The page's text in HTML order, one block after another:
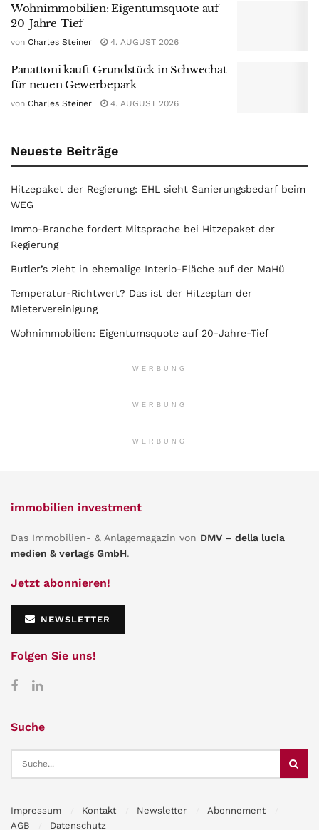
Wohnimmobilien: Eigentumsquote auf
20-Jahre-Tief
von Charles Steiner 4. AUGUST 2026
Panattoni kauft Grundstück in Schwechat
für neuen Gewerbepark
von Charles Steiner 4. AUGUST 2026
Neueste Beiträge
Hitzepaket der Regierung: EHL sieht Sanierungsbedarf beim
WEG
Immo-Branche fordert Mitsprache bei Hitzepaket der
Regierung
Butler’s zieht in ehemalige Interio-Fläche auf der MaHü
Temperatur-Richtwert? Das ist der Hitzeplan der
Mietervereinigung
Wohnimmobilien: Eigentumsquote auf 20-Jahre-Tief
WERBUNG
WERBUNG
WERBUNG
immobilien investment
Das Immobilien- & Anlagemagazin von DMV – della lucia
medien & verlags GmbH.
Jetzt abonnieren!
NEWSLETTER
Folgen Sie uns!
Suche
Impressum Kontakt Newsletter
Abonnement
AGB
Datenschutz